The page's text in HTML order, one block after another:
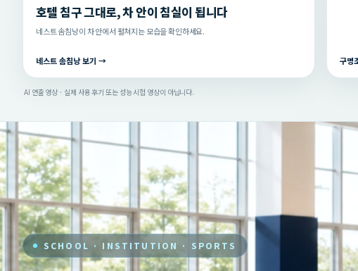
호텔 침구 그대로, 차 안이 침실이 됩니다
네스트 솜침낭이 차 안에서 펼쳐지는 모습을 확인하세요.
네스트 솜침낭 보기 → 구명
AI 연출 영상 · 실제 사용 후기 또는 성능 시험 영상이 아닙니다.
SCHOOL · INSTITUTION · SPORTS